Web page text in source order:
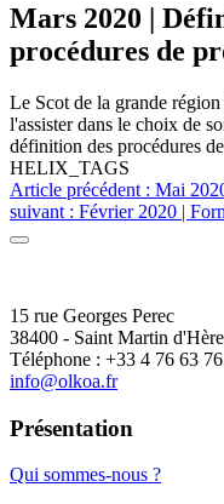
Mars 2020 |
procédures de
Le Scot de la grande
l'assister dans le choix de
définition des procédures
HELIX_TAGS
Article précédent : Mai
suivant : Février 2020 |
15 rue Georges Perec
38400 - Saint Martin
Téléphone : +33 4 76 63
info@olkoa.fr
Présentation
Qui sommes-nous ?